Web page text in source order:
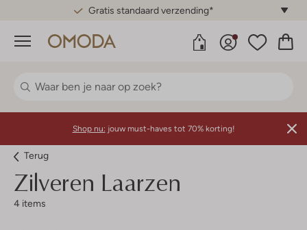
Gratis standaard verzending*
Menu
Shop nu: jouw must-haves tot 70% korting!
Terug
Zilveren Laarzen
4 items